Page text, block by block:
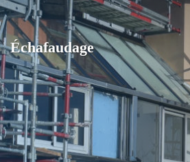
Échafaudage